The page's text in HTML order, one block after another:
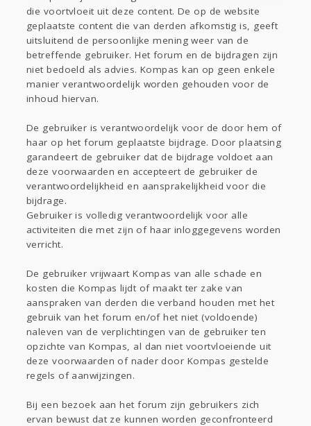
die voortvloeit uit deze content. De op de website
geplaatste content die van derden afkomstig is, geeft
uitsluitend de persoonlijke mening weer van de
betreffende gebruiker. Het forum en de bijdragen zijn
niet bedoeld als advies. Kompas kan op geen enkele
manier verantwoordelijk worden gehouden voor de
inhoud hiervan.
De gebruiker is verantwoordelijk voor de door hem of
haar op het forum geplaatste bijdrage. Door plaatsing
garandeert de gebruiker dat de bijdrage voldoet aan
deze voorwaarden en accepteert de gebruiker de
verantwoordelijkheid en aansprakelijkheid voor die
bijdrage.
Gebruiker is volledig verantwoordelijk voor alle
activiteiten die met zijn of haar inloggegevens worden
verricht.
De gebruiker vrijwaart Kompas van alle schade en
kosten die Kompas lijdt of maakt ter zake van
aanspraken van derden die verband houden met het
gebruik van het forum en/of het niet (voldoende)
naleven van de verplichtingen van de gebruiker ten
opzichte van Kompas, al dan niet voortvloeiende uit
deze voorwaarden of nader door Kompas gestelde
regels of aanwijzingen.
Bij een bezoek aan het forum zijn gebruikers zich
ervan bewust dat ze kunnen worden geconfronteerd